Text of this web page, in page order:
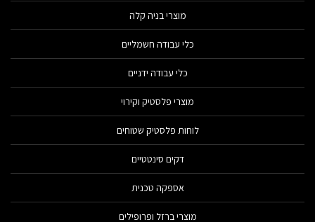
מוצרי בניה קלה
כלי עבודה חשמליים
כלי עבודה ידניים
מוצרי פלסטיק וקירוי
לוחות פלסטיק שטוחים
דקים סינטטיים
אספקה טכנית
מוצרי ברזל ופרופילים